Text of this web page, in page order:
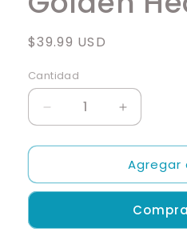
modal
Precio
$39.99 USD
Cantidad
Cantidad
Reducir
cantidad
para
Heart
Aumentar
cantidad
para
Golden
Heart
Agregar